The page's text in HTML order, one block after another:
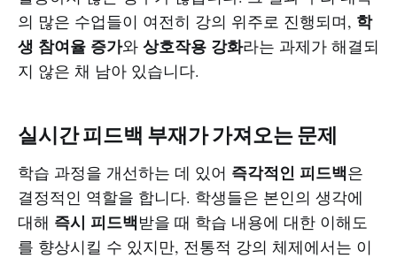
의 많은 수업들이 여전히 강의 위주로 진행되며, 학
생 참여율 증가와 상호작용 강화라는 과제가 해결되
지 않은 채 남아 있습니다.
실시간 피드백 부재가 가져오는 문제
학습 과정을 개선하는 데 있어 즉각적인 피드백은
결정적인 역할을 합니다. 학생들은 본인의 생각에
대해 즉시 피드백받을 때 학습 내용에 대한 이해도
를 향상시킬 수 있지만, 전통적 강의 체제에서는 이